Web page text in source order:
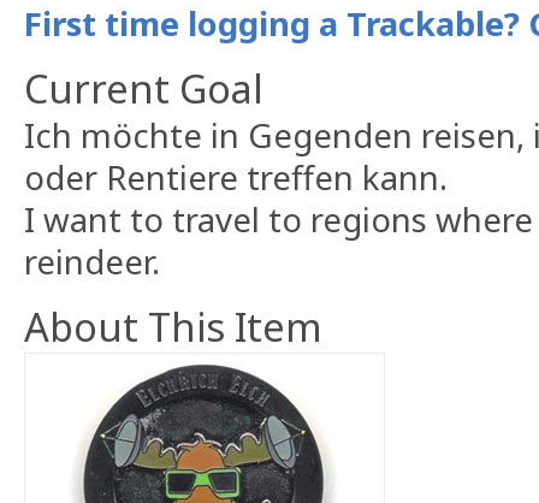
First time logging a Trackable?
Current Goal
Ich möchte in Gegenden reisen,
oder Rentiere treffen kann.
I want to travel to regions
reindeer.
About This Item